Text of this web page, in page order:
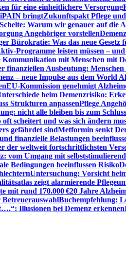
für eine einheitlichere Versorgung
bringtZukunftspakt Pflege
Warum wir genauer auf die
Angehöriger vorstellen
Bürokratie: Was das neue Gesetz
Programme leisten müssen –
mit Menschen mit
finanziellen Ausbeutung:
– neue Impulse aus dem World
EU-Kommission genehmigt
beim Demenzrisiko:
Strukturen anpassenPflege
nicht alle bleiben bis zum Schluss
scheitert und was sich ändern
gefährdet sindMetformin senkt
finanzielle Belastungen
der weltweit fortschrittlichsten
vom Umgang mit
Bedingungen beeinflussen Risiko
Untersuchung: Vorsicht
zeigt alarmierende
mit rund 170.000 €20 Jahre
Buchempfehlung:
Illusionen bei Demenz erkennen